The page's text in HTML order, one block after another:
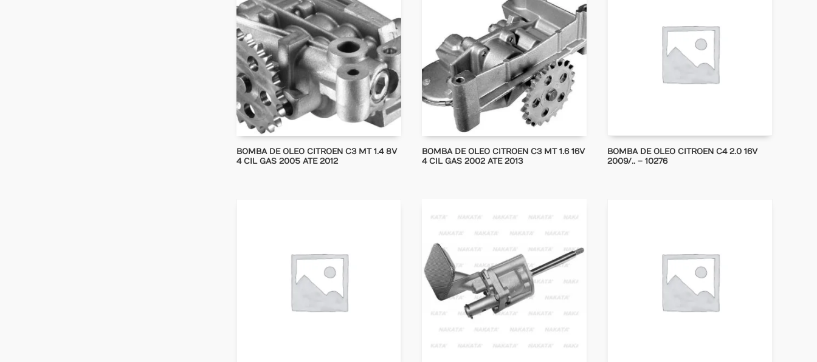
BOMBA DE OLEO CITROEN C3 MT 1.4 8V
4 CIL GAS 2005 ATE 2012
BOMBA DE OLEO CITROEN C3 MT 1.6 16V
4 CIL GAS 2002 ATE 2013
BOMBA DE OLEO CITROEN C4 2.0 16V
2009/.. – 10276